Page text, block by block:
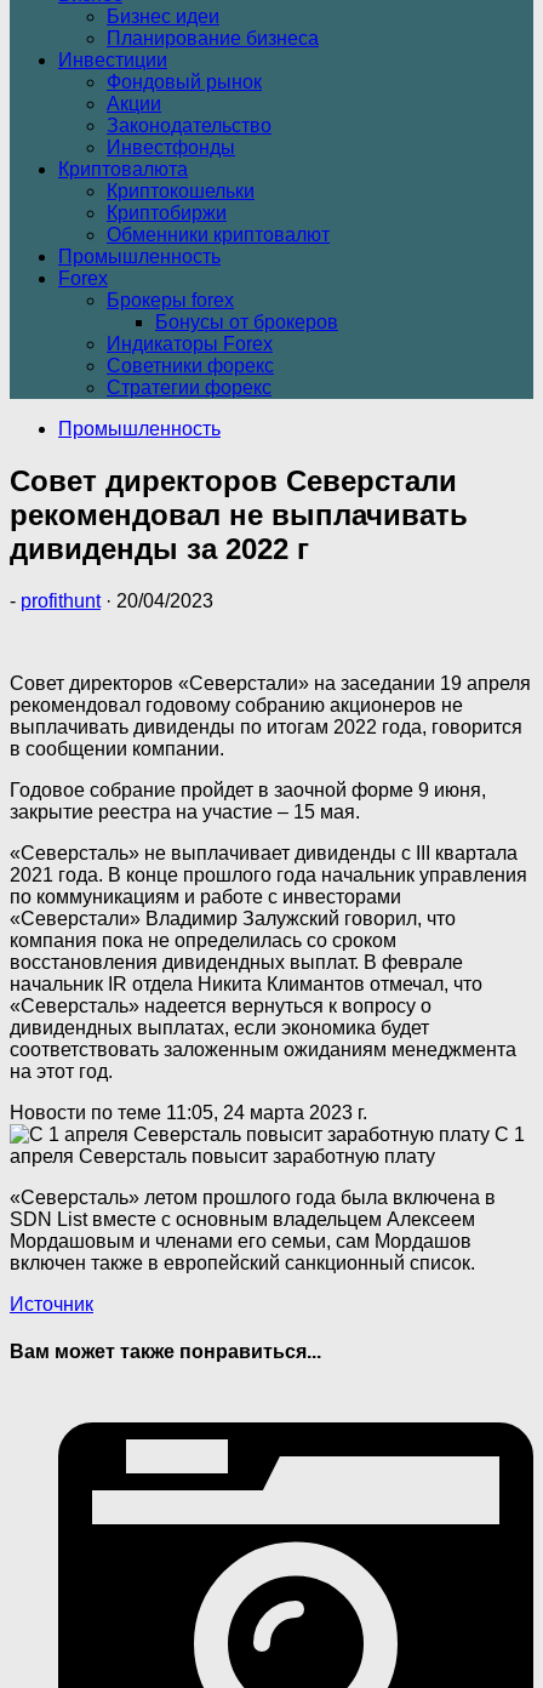
Бизнес идеи
Планирование бизнеса
Инвестиции
Фондовый рынок
Акции
Законодательство
Инвестфонды
Криптовалюта
Криптокошельки
Криптобиржи
Обменники криптовалют
Промышленность
Forex
Брокеры forex
Бонусы от брокеров
Индикаторы Forex
Советники форекс
Стратегии форекс
Промышленность
Совет директоров Северстали
рекомендовал не выплачивать
дивиденды за 2022 г
- profithunt · 20/04/2023
Совет директоров «Северстали» на заседании 19 апреля
рекомендовал годовому собранию акционеров не
выплачивать дивиденды по итогам 2022 года, говорится
в сообщении компании.
Годовое собрание пройдет в заочной форме 9 июня,
закрытие реестра на участие – 15 мая.
«Северсталь» не выплачивает дивиденды с III квартала
2021 года. В конце прошлого года начальник управления
по коммуникациям и работе с инвесторами
«Северстали» Владимир Залужский говорил, что
компания пока не определилась со сроком
восстановления дивидендных выплат. В феврале
начальник IR отдела Никита Климантов отмечал, что
«Северсталь» надеется вернуться к вопросу о
дивидендных выплатах, если экономика будет
соответствовать заложенным ожиданиям менеджмента
на этот год.
Новости по теме 11:05, 24 марта 2023 г.
С 1
апреля Северсталь повысит заработную плату
«Северсталь» летом прошлого года была включена в
SDN List вместе с основным владельцем Алексеем
Мордашовым и членами его семьи, сам Мордашов
включен также в европейский санкционный список.
Источник
Вам может также понравиться...